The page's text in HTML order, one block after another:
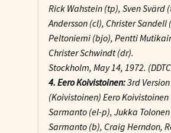
Rick Wahstein (tp), Sven Svärd
Andersson (cl), Christer Sandell
Peltoniemi (bjo), Pentti
Christer Schwindt (dr).
Stockholm, May 14, 1972.
4. Eero Koivistoinen:3rd Version
(Koivistoinen) Eero
Sarmanto (el-p), Jukka
Sarmanto (b), Craig Herndon,